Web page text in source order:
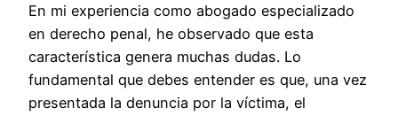
En mi experiencia como abogado especializado
en derecho penal, he observado que esta
característica genera muchas dudas. Lo
fundamental que debes entender es que, una vez
presentada la denuncia por la víctima, el